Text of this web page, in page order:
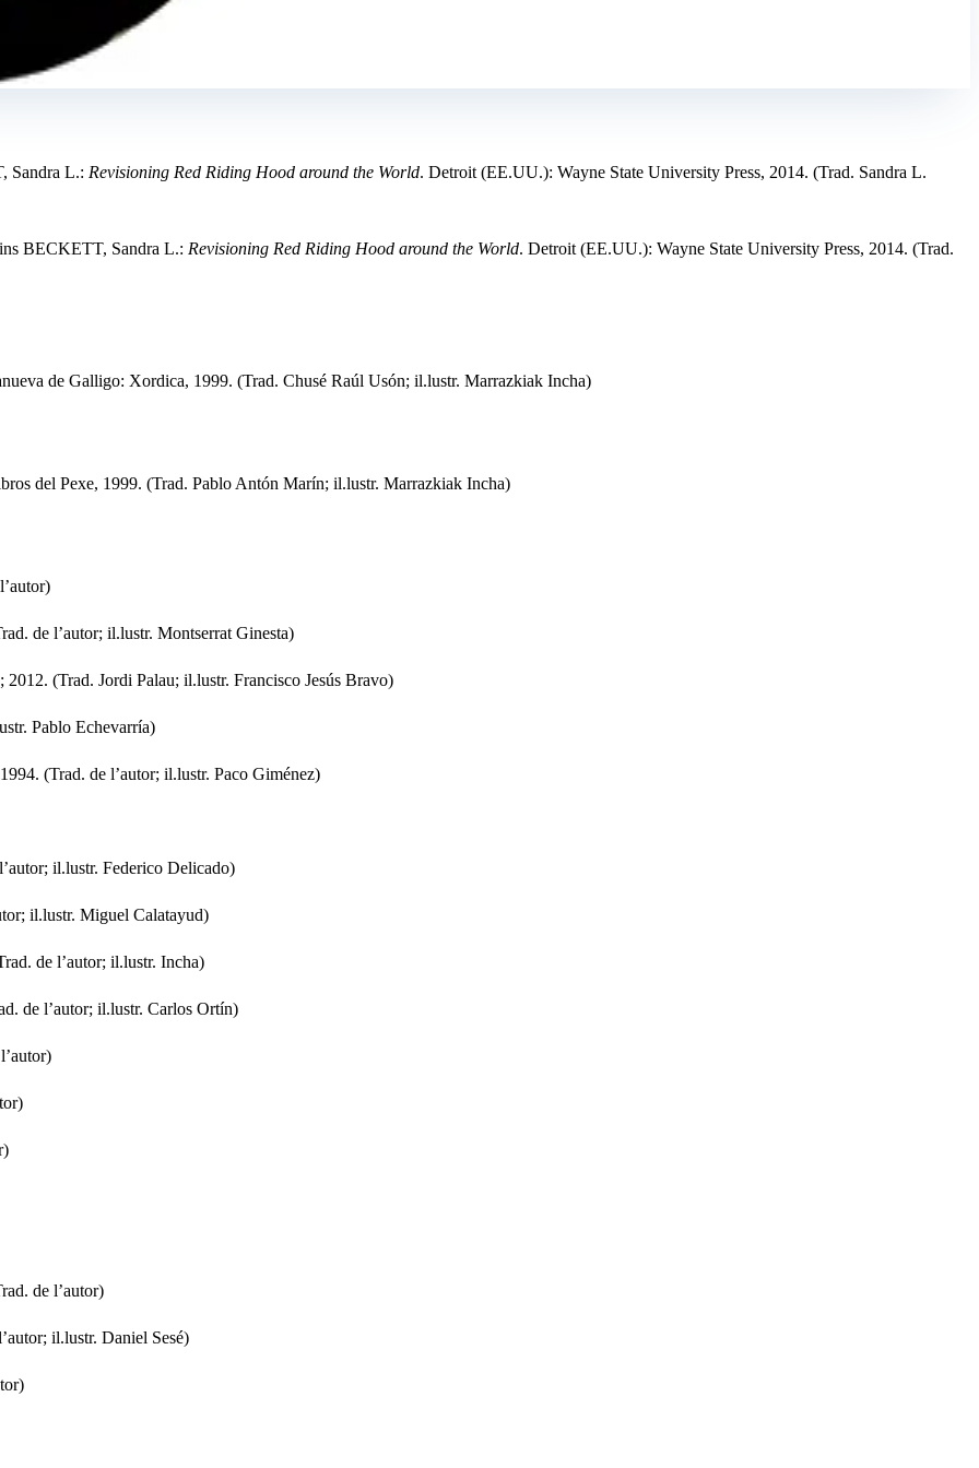
Sandra L.: Revisioning Red Riding Hood around the World. Detroit (EE.UU.): Wayne State University Press, 2014. (Trad. Sandra L.
BECKETT, Sandra L.: Revisioning Red Riding Hood around the World. Detroit (EE.UU.): Wayne State University Press, 2014. (Trad.
de Galligo: Xordica, 1999. (Trad. Chusé Raúl Usón; il.lustr. Marrazkiak Incha)
del Pexe, 1999. (Trad. Pablo Antón Marín; il.lustr. Marrazkiak Incha)
de l’autor; il.lustr. Montserrat Ginesta)
(Trad. Jordi Palau; il.lustr. Francisco Jesús Bravo)
Pablo Echevarría)
(Trad. de l’autor; il.lustr. Paco Giménez)
il.lustr. Federico Delicado)
il.lustr. Miguel Calatayud)
de l’autor; il.lustr. Incha)
de l’autor; il.lustr. Carlos Ortín)
de l’autor)
il.lustr. Daniel Sesé)